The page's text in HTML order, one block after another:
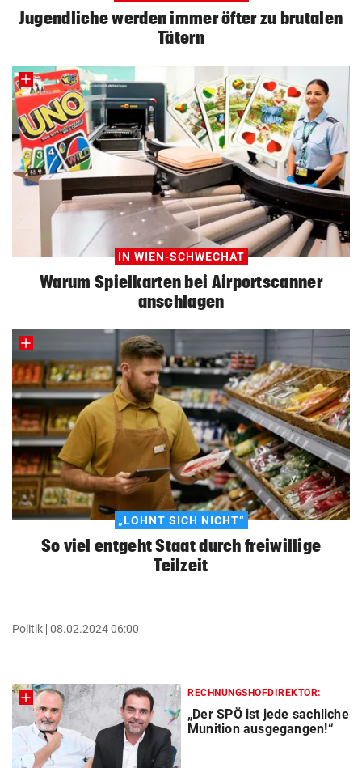
Jugendliche werden immer öfter zu brutalen
Tätern
IN WIEN-SCHWECHAT
Warum Spielkarten bei Airportscanner
anschlagen
„LOHNT SICH NICHT“
So viel entgeht Staat durch freiwillige
Teilzeit
Politik 08.02.2024 06:00
RECHNUNGSHOFDIREKTOR:
„Der SPÖ ist jede sachliche
Munition ausgegangen!“